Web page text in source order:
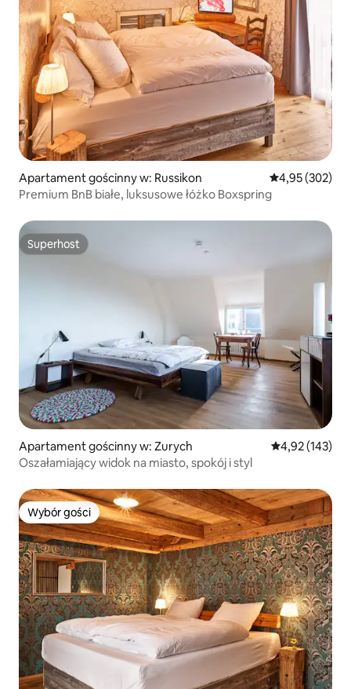
Apartament gościnny w: Russikon Średnia
4,95 (302)
Premium BnB białe, luksusowe łóżko Boxspring
Superhost
Superhost
Apartament gościnny w: Zurych Średnia
4,92 (143)
Oszałamiający widok na miasto, spokój i styl
Wybór gości
Wybór gości